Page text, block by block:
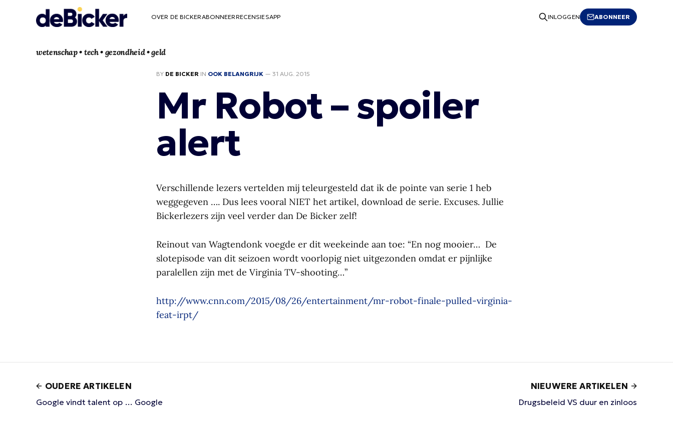
OVER DE BICKERABONNEERRECENSIESAPP INLOGGEN ABONNEER
wetenschap • tech • gezondheid • geld
BY DE BICKER IN OOK BELANGRIJK — 31 AUG. 2015
Mr Robot – spoiler
alert
Verschillende lezers vertelden mij teleurgesteld dat ik de pointe van serie 1 heb
weggegeven …. Dus lees vooral NIET het artikel, download de serie. Excuses. Jullie
Bickerlezers zijn veel verder dan De Bicker zelf!
Reinout van Wagtendonk voegde er dit weekeinde aan toe: “En nog mooier… De
slotepisode van dit seizoen wordt voorlopig niet uitgezonden omdat er pijnlijke
paralellen zijn met de Virginia TV-shooting…”
http://www.cnn.com/2015/08/26/entertainment/mr-robot-finale-pulled-virginia-
feat-irpt/
OUDERE ARTIKELEN
Google vindt talent op … Google
NIEUWERE ARTIKELEN
Drugsbeleid VS duur en zinloos